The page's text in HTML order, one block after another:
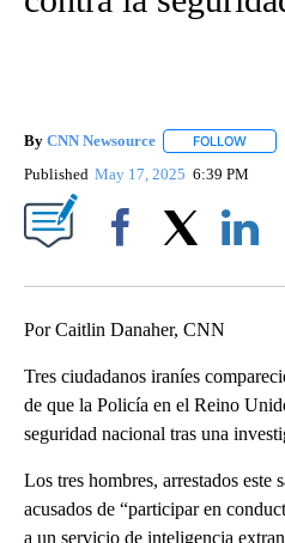
By CNN Newsource FOLLOW
Published May 17, 2025 6:39 PM
Por Caitlin Danaher, CNN
Tres ciudadanos iraníes
de que la Policía en el Reino
seguridad nacional tras una
Los tres hombres, arrestados este
acusados de “participar en
a un servicio de inteligencia